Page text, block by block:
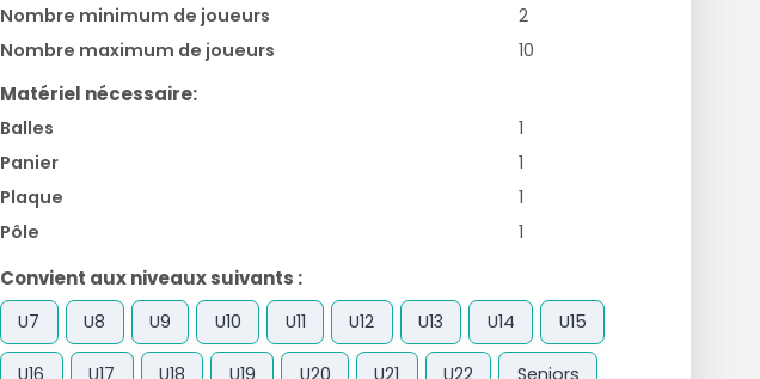
Nombre minimum de joueurs
2
Nombre maximum de joueurs
10
Matériel nécessaire:
Balles
1
Panier
1
Plaque
1
Pôle
1
Convient aux niveaux suivants :
U7 U8 U9 U10 U11 U12 U13 U14 U15
U16 U17 U18 U19 U20 U21 U22 Seniors